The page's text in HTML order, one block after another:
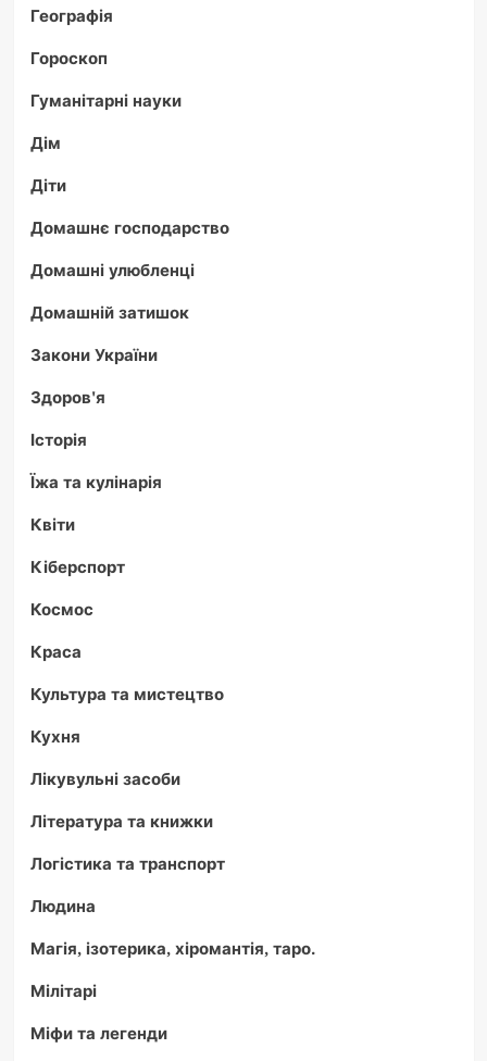
Географія
Гороскоп
Гуманітарні науки
Дім
Діти
Домашнє господарство
Домашні улюбленці
Домашній затишок
Закони України
Здоров'я
Історія
Їжа та кулінарія
Квіти
Кіберспорт
Космос
Краса
Культура та мистецтво
Кухня
Лікувульні засоби
Література та книжки
Логістика та транспорт
Людина
Магія, ізотерика, хіромантія, таро.
Мілітарі
Міфи та легенди